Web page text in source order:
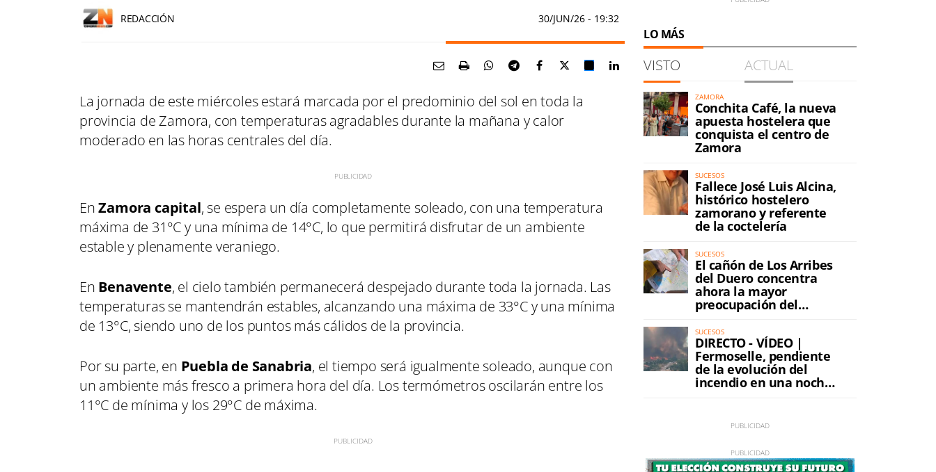
REDACCIÓN 30/JUN/26 - 19:32
La jornada de este miércoles estará marcada por el predominio del sol en toda la
provincia de Zamora, con temperaturas agradables durante la mañana y calor
moderado en las horas centrales del día.
EnZamora capital, se espera un día completamente soleado, con una temperatura
máxima de 31°C y una mínima de 14°C, lo que permitirá disfrutar de un ambiente
estable y plenamente veraniego.
En Benavente, el cielo también permanecerá despejado durante toda la jornada. Las
temperaturas se mantendrán estables, alcanzando una máxima de 33°C y una mínima
de 13°C, siendo uno de los puntos más cálidos de la provincia.
Por su parte, en Puebla de Sanabria, el tiempo será igualmente soleado, aunque con
un ambiente más fresco a primera hora del día. Los termómetros oscilarán entre los
11°C de mínima y los 29°C de máxima.
LO MÁS
VISTO ACTUAL
ZAMORA
Conchita Café, la nueva
apuesta hostelera que
conquista el centro de
Zamora
SUCESOS
Fallece José Luis Alcina,
histórico hostelero
zamorano y referente
de la coctelería
SUCESOS
El cañón de Los Arribes
del Duero concentra
ahora la mayor
preocupación del
incendio
SUCESOS
DIRECTO - VÍDEO |
Fermoselle, pendiente
de la evolución del
incendio en una noche